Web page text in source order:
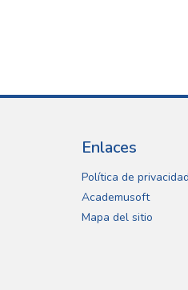
Enlaces
Política de privacidad
Academusoft
Mapa del sitio